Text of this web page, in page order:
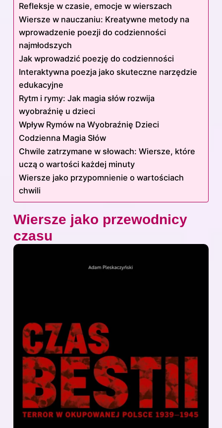
Refleksje w czasie, emocje w wierszach
Wiersze w nauczaniu: Kreatywne metody na
wprowadzenie poezji do codzienności
najmłodszych
Jak wprowadzić poezję do codzienności
Interaktywna poezja jako skuteczne narzędzie
edukacyjne
Rytm i rymy: Jak magia słów rozwija
wyobraźnię u dzieci
Wpływ Rymów na Wyobraźnię Dzieci
Codzienna Magia Słów
Chwile zatrzymane w słowach: Wiersze, które
uczą o wartości każdej minuty
Wiersze jako przypomnienie o wartościach
chwili
Wiersze jako przewodnicy
czasu